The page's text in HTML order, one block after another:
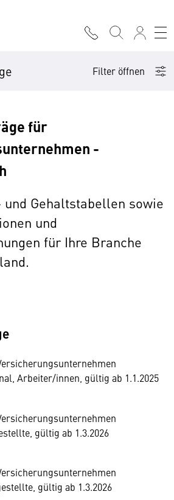
Filter öffnen
für
-
Gehaltstabellen sowie
und
für Ihre Branche
Arbeiter/innen, gültig ab 1.1.2025
gültig ab 1.3.2026
gültig ab 1.3.2026